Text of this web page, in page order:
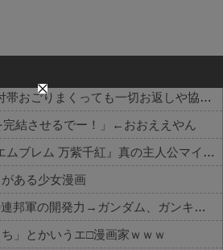
が、一番遠い
【ナイトレイン】 装備付帯おごりまくっても一切お返しや協力する気がないプレイヤーいるけど…
完結させるでー！」←おおええやん
【朗報】 『ファイアーエムブレム 万紫千紅』真の主人公マイユニはキャラメイクが可能
ある少女漫画
【ガンダム】 1年戦争の連邦軍の開発力→ガンダム、ガンキャノン、ガンタンク、ジム、ボール
」とかいうエ□漫画家ｗｗｗ